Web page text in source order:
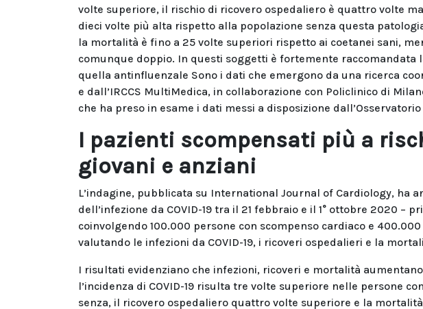
volte superiore, il rischio di ricovero ospedaliero è quattro volte
dieci volte più alta rispetto alla popolazione senza questa
la mortalità è fino a 25 volte superiori rispetto ai coetanei sani,
comunque doppio. In questi soggetti è fortemente raccomandata
quella antinfluenzale Sono i dati che emergono da una ricerca
e dall’IRCCS MultiMedica, in collaborazione con Policlinico di
che ha preso in esame i dati messi a disposizione
I pazienti scompensati più a
giovani e anziani
L’indagine, pubblicata su International Journal of Cardiology, ha
dell’infezione da COVID-19 tra il 21 febbraio e il 1° ottobre 2020 –
coinvolgendo 100.000 persone con scompenso cardiaco e
valutando le infezioni da COVID-19, i ricoveri ospedalieri e la
I risultati evidenziano che infezioni, ricoveri e mortalità
l’incidenza di COVID-19 risulta tre volte superiore nelle persone
senza, il ricovero ospedaliero quattro volte superiore e la